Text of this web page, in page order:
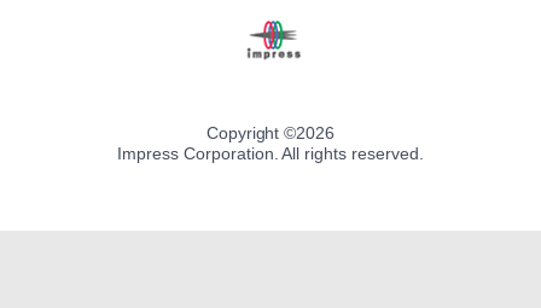
Copyright ©2026
Impress Corporation. All rights reserved.